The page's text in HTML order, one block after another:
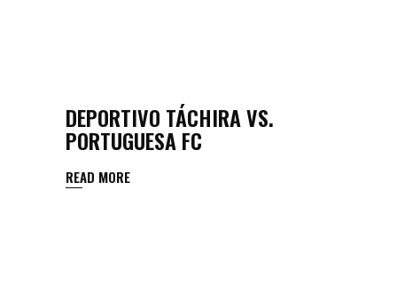
DEPORTIVO TÁCHIRA VS.
PORTUGUESA FC
READ MORE